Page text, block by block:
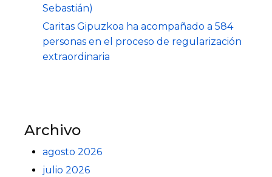
Sebastián)
Caritas Gipuzkoa ha acompañado a 584
personas en el proceso de regularización
extraordinaria
Archivo
agosto 2026
julio 2026